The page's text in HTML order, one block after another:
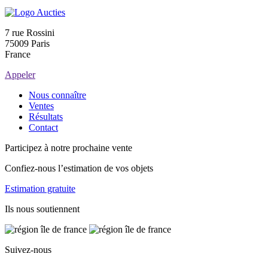
7 rue Rossini
75009 Paris
France
Appeler
Nous connaître
Ventes
Résultats
Contact
Participez à notre prochaine vente
Confiez-nous l’estimation de vos objets
Estimation gratuite
Ils nous soutiennent
Suivez-nous